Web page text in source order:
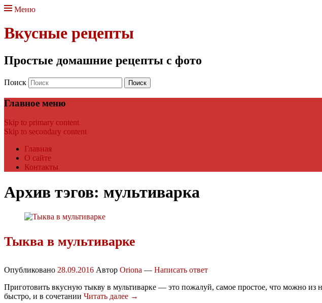
Меню
Вкусные рецепты
Простые домашние рецепты с фото
Поиск
Главное меню
Skip to primary content
Skip to secondary content
Главная
О сайте
Контакты
Архив тэгов: мультиварка
Тыква в мультиварке
Опубликовано 28.09.2016 Автор Oriona — Написать ответ
Приготовить вкусную тыкву в мультиварке — это пожалуй, самое простое, что можно из
быстро, и в сочетании Читать далее →